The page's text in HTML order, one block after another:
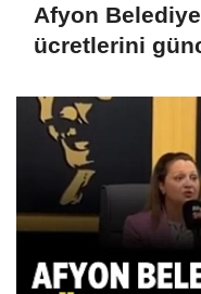
Afyon
ücretlerini